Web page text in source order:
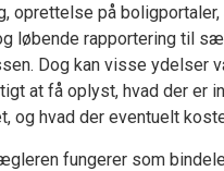
oprettelse på boligportaler,
løbende rapportering til
Dog kan visse ydelser
at få oplyst, hvad der er
og hvad der eventuelt
fungerer som